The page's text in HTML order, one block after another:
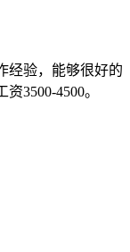
经验，能够很好的
3500-4500。